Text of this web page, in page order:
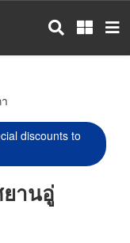
discounts to
านอู่